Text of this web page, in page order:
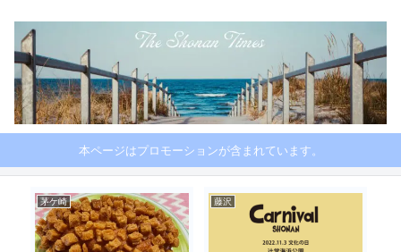
本ページはプロモーションが含まれています。
茅ケ崎 藤沢